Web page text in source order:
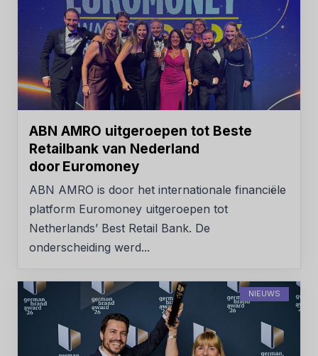
ABN AMRO uitgeroepen tot Beste
Retailbank van Nederland
door Euromoney
ABN AMRO is door het internationale financiële
platform Euromoney uitgeroepen tot
Netherlands’ Best Retail Bank. De
onderscheiding werd...
NIEUWS